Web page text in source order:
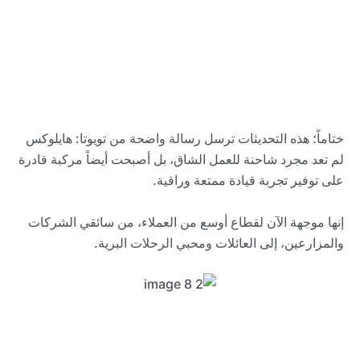
ختاماً؛ هذه التحديثات ترسل رسالة واضحة من تويوتا: هايلوكس
لم تعد مجرد شاحنة للعمل الشاق، بل أصبحت أيضاً مركبة قادرة
على توفير تجربة قيادة ممتعة وراقية.
إنها موجهة الآن لقطاع أوسع من العملاء، من سائقي الشركات
والمزارعين، إلى العائلات ومحبي الرحلات البرية.